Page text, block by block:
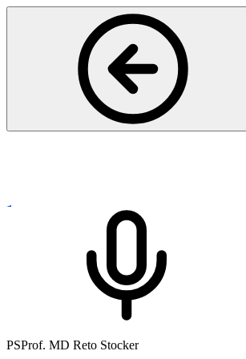
PSProf. MD Reto Stocker